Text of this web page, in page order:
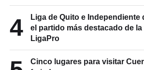
4
Liga de Quito e Independiente
el partido más destacado de la
LigaPro
Cinco lugares para visitar